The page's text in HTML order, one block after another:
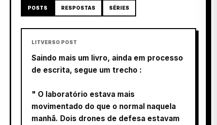
POSTS RESPOSTAS SÉRIES
LITVERSO POST
Saindo mais um livro, ainda em processo
de escrita, segue um trecho :
" O laboratório estava mais
movimentado do que o normal naquela
manhã. Dois drones de defesa estavam